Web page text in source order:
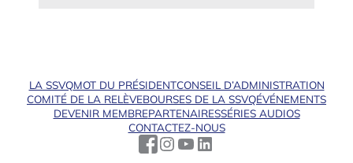
LA SSVQMOT DU PRÉSIDENTCONSEIL D’ADMINISTRATION
COMITÉ DE LA RELÈVEBOURSES DE LA SSVQÉVÉNEMENTS
DEVENIR MEMBREPARTENAIRESSÉRIES AUDIOS
CONTACTEZ-NOUS